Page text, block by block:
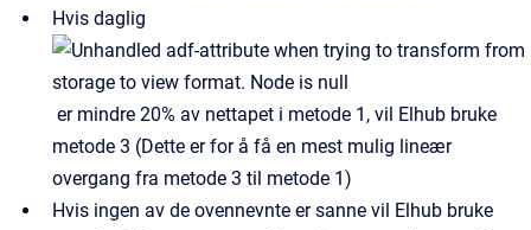
Hvis daglig
er mindre 20% av nettapet i metode 1, vil Elhub bruke
metode 3 (Dette er for å få en mest mulig lineær
overgang fra metode 3 til metode 1)
Hvis ingen av de ovennevnte er sanne vil Elhub bruke